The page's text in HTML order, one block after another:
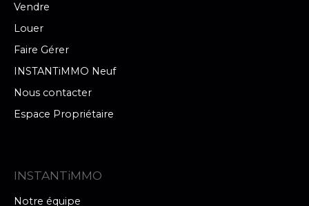
Vendre
Louer
Faire Gérer
INSTANTiMMO Neuf
Nous contacter
Espace Propriétaire
INSTANTiMMO
Notre équipe